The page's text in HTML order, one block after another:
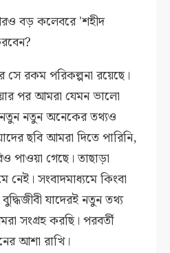
বড় কলেবরে 'শহীদ
সে রকম পরিকল্পনা রয়েছে।
পর আমরা যেমন ভালো
নতুন নতুন অনেকের তথ্যও
ছবি আমরা দিতে পারিনি,
পাওয়া গেছে। তাছাড়া
সংবাদমাধ্যমে কিংবা
যাদেরই নতুন তথ্য
সংগ্রহ করছি। পরবর্তী
আশা রাখি।